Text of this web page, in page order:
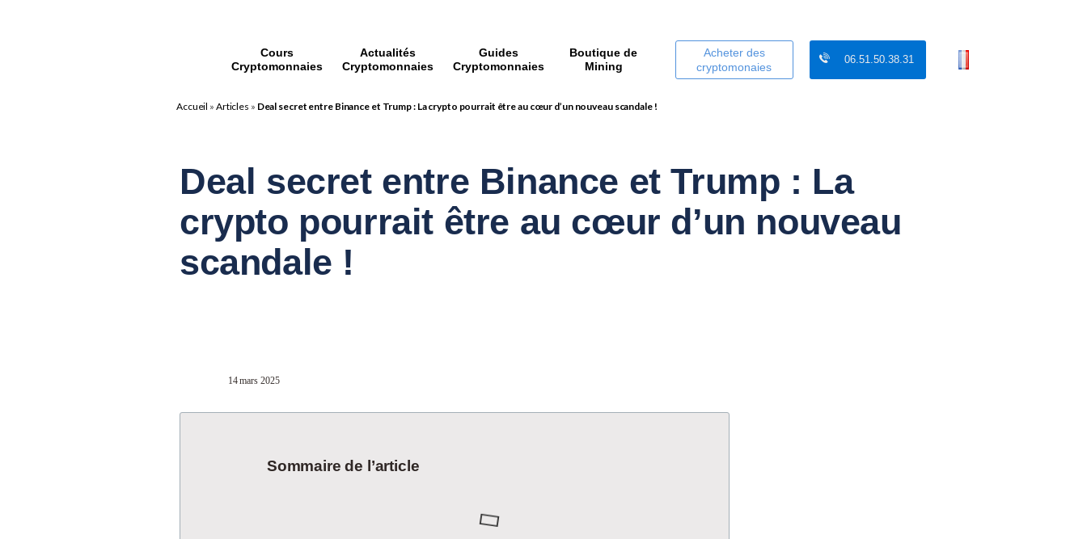
Cours
Cryptomonnaies
Actualités
Cryptomonnaies
Guides
Cryptomonnaies
Boutique de
Mining
Acheter des
cryptomonaies
06.51.50.38.31
Accueil » Articles » Deal secret entre Binance et Trump : La crypto pourrait être au cœur d’un nouveau scandale !
Deal secret entre Binance et Trump : La
crypto pourrait être au cœur d’un nouveau
scandale !
14 mars 2025
Sommaire de l’article